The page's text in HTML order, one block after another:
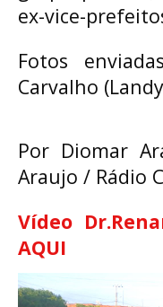
ex-vice-
Fotos
Carvalho
Por Diomar
Araujo / Rádio
Vídeo
AQUI